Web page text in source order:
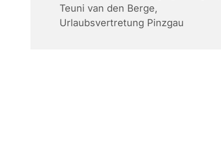
Teuni van den Berge,
Urlaubsvertretung Pinzgau